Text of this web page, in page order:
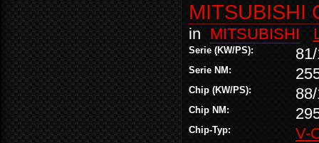
MITSUBISHI
in MITSUBISHI
Serie (KW/PS):
Serie NM:
Chip (KW/PS):
Chip NM:
Chip-Typ: V-